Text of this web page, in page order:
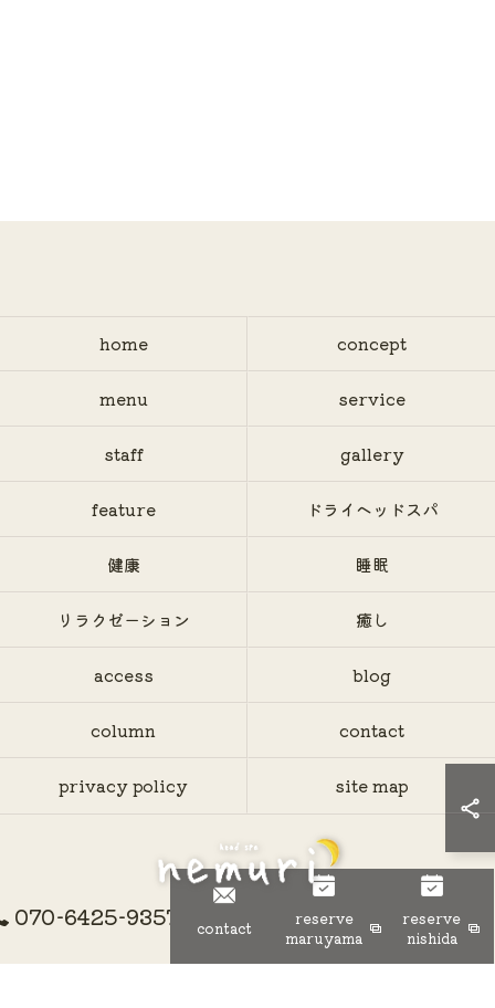
070-6425-9357 contact
reserve
maruyama
reserve
nishida
home concept
menu service
staff gallery
feature ドライヘッドスパ
健康 睡眠
リラクゼーション 癒し
access blog
column contact
privacy policy site map
© 2026 神奈川県大和市のヘッドスパならhead spa nemuri ALL RIGHTS
RESERVED.